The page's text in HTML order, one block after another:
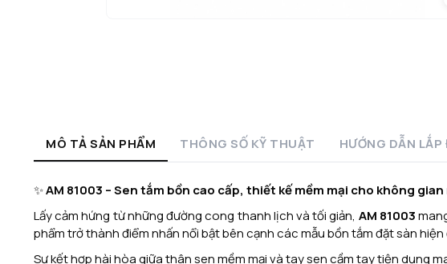
MÔ TẢ SẢN PHẨM THÔNG SỐ KỸ THUẬT HƯỚNG DẪN
✨AM 81003 – Sen tắm bồn cao cấp, thiết kế mềm mại cho không
Lấy cảm hứng từ những đường cong thanh lịch và tối giản, AM 81003
phẩm trở thành điểm nhấn nổi bật bên cạnh các mẫu bồn tắm đặt sàn hiện
Sự kết hợp hài hòa giữa thân sen mềm mại và tay sen cầm tay tiện dụng